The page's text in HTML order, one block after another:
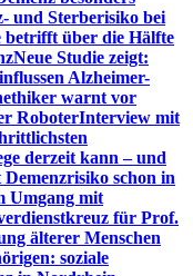
und Sterberisiko bei
betrifft über die Hälfte
Neue Studie zeigt:
Alzheimer-
warnt vor
RoboterInterview mit
derzeit kann – und
schon in
Umgang mit
für Prof.
älterer Menschen
soziale